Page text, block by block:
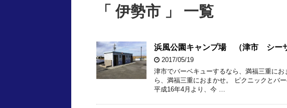
「 伊勢市 」 一覧
浜風公園キャンプ場 （津市 シーサ
2017/05/19
津市でバーベキューするなら、満福三重に
ら、満福三重におまかせ。 ピクニックとバ
平成16年4月より、今 …